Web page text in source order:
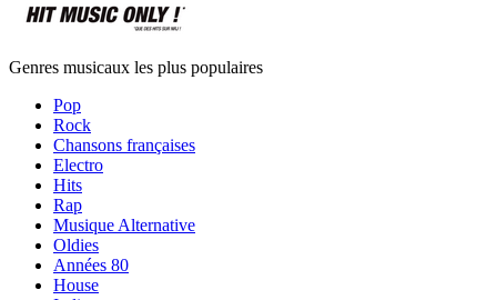
Genres musicaux les plus populaires
Pop
Rock
Chansons françaises
Electro
Hits
Rap
Musique Alternative
Oldies
Années 80
House